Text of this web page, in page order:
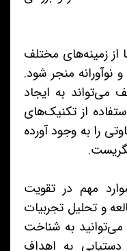
از زمینه‌های مختلف
نوآورانه منجر شود.
می‌تواند به ایجاد
از تکنیک‌های
را به وجود آورده
مهم در تقویت
و تحلیل تجربیات
به شناخت
به اهداف